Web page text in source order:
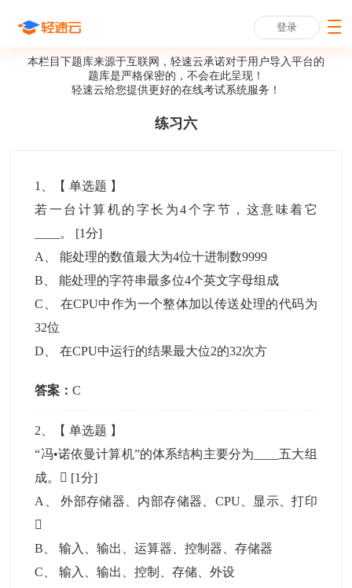
登录
本栏目下题库来源于互联网，轻速云承诺对于用户导入平台的
题库是严格保密的，不会在此呈现！
轻速云给您提供更好的在线考试系统服务！
练习六
1 、【单选题 】
若一台计算机的字长为4个字节，这意味着它
____。 [1分]
A
、能处理的数值最大为4位十进制数9999
B 、能处理的字符串最多位4个英文字母组成
C
在CPU中作为一个整体加以传送处理的代码为
32位
D 、在CPU中运行的结果最大位2的32次方
答案：C
2 、【单选题 】
“冯•诺依曼计算机”的体系结构主要分为____五大组
成。 [1分]
A
、外部存储器、内部存储器、CPU、显示、打印

B 、输入、输出、运算器、控制器、存储器
C 、输入、输出、控制、存储、外设